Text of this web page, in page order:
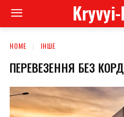
HOME ІНШЕ
ПЕРЕВЕЗЕННЯ БЕЗ